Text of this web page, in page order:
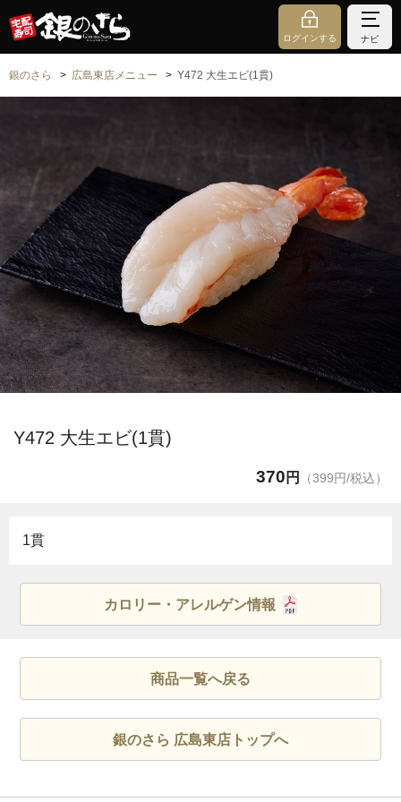
ログインする ナビ
銀のさら 広島東店メニュー Y472 大生エビ(1貫)
Y472 大生エビ(1貫)
370 円 （399円/税込）
1貫
カロリー・アレルゲン情報
商品一覧へ戻る
銀のさら 広島東店トップへ